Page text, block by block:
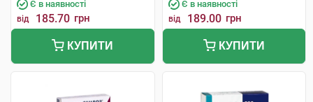
Є в наявності
від 185.70 грн
КУПИТИ
Є в наявності
від 189.00 грн
КУПИТИ